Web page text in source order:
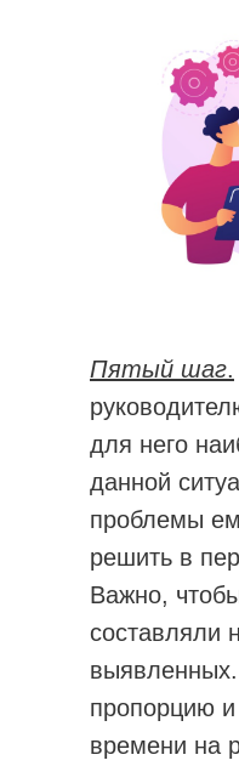
Пятый шаг.
для него
данной
проблемы
решить в
Важно,
составляли
пропорцию и
времени на